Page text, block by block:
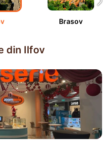
Brasov
din Ilfov